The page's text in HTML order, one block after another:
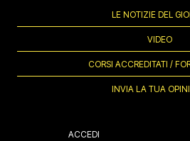
LE NOTIZIE DEL
VIDEO
CORSI ACCREDITATI /
INVIA LA TUA
ACCEDI